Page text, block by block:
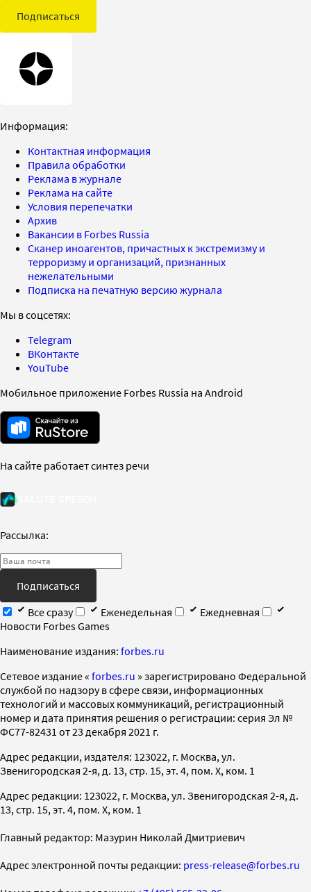
Подписаться
Информация:
Контактная информация
Правила обработки
Реклама в журнале
Реклама на сайте
Условия перепечатки
Архив
Вакансии в Forbes Russia
Сканер иноагентов, причастных к экстремизму и
терроризму и организаций, признанных
нежелательными
Подписка на печатную версию журнала
Мы в соцсетях:
Telegram
ВКонтакте
YouTube
Мобильное приложение Forbes Russia на Android
На сайте работает синтез речи
Рассылка:
Подписаться
Все сразу
Еженедельная
Ежедневная
Новости Forbes Games
Наименование издания: forbes.ru
Cетевое издание « forbes.ru » зарегистрировано Федеральной
службой по надзору в сфере связи, информационных
технологий и массовых коммуникаций, регистрационный
номер и дата принятия решения о регистрации: серия Эл №
ФС77-82431 от 23 декабря 2021 г.
Адрес редакции, издателя: 123022, г. Москва, ул.
Звенигородская 2-я, д. 13, стр. 15, эт. 4, пом. X, ком. 1
Адрес редакции: 123022, г. Москва, ул. Звенигородская 2-я, д.
13, стр. 15, эт. 4, пом. X, ком. 1
Главный редактор: Мазурин Николай Дмитриевич
Адрес электронной почты редакции: press-release@forbes.ru